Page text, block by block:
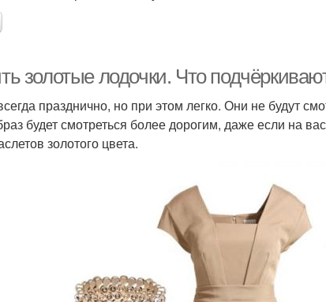
золотые лодочки. Что
празднично, но при этом легко. Они не будут
будет смотреться более дорогим, даже если на
золотого цвета.